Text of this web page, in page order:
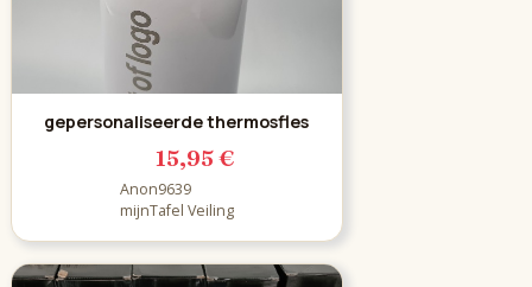
gepersonaliseerde thermosfles
15,95 €
Anon9639
mijnTafel Veiling